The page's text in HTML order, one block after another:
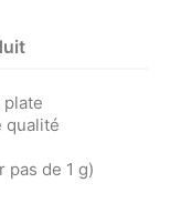
qualité
pas de 1 g)